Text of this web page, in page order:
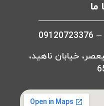
ما
خیابان ناهید،